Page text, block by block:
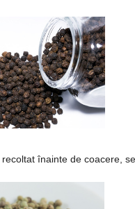
înainte de coacere,